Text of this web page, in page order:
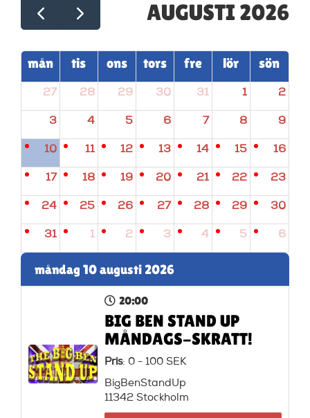
AUGUSTI 2026
mån tis ons tors fre lör sön
27 28 29 30 31 1 2
3 4 5 6 7 8 9
10 11 12 13 14 15 16
17 18 19 20 21 22 23
24 25 26 27 28 29 30
31 1 2 3 4 5 6
måndag 10 augusti 2026
20:00
BIG BEN STAND UP
MÅNDAGS-SKRATT!
Pris: 0 - 100 SEK
BigBenStandUp
11342 Stockholm